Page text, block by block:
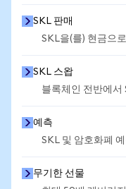
SKL 판매
SKL을(를) 현금으
SKL 스왑
블록체인 전반에서
예측
SKL 및 암호화폐
무기한 선물